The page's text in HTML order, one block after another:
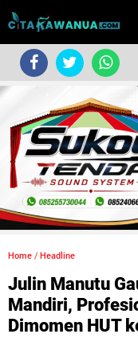
Home / Headline
Julin Manutu
Mandiri,
Dimomen HUT